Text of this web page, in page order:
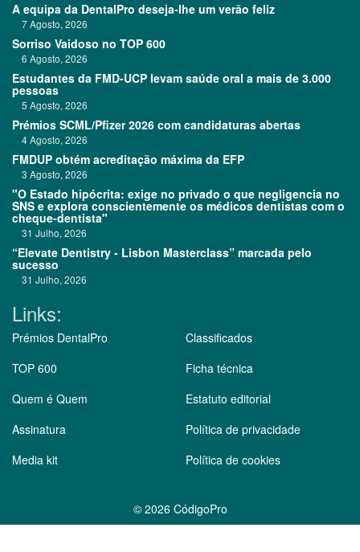
A equipa da DentalPro deseja-lhe um verão feliz
7 Agosto, 2026
Sorriso Vaidoso no TOP 600
6 Agosto, 2026
Estudantes da FMD-UCP levam saúde oral a mais de 3.000
pessoas
5 Agosto, 2026
Prémios SCML/Pfizer 2026 com candidaturas abertas
4 Agosto, 2026
FMDUP obtém acreditação máxima da EFP
3 Agosto, 2026
"O Estado hipócrita: exige no privado o que negligencia no
SNS e explora conscientemente os médicos dentistas com o
cheque-dentista"
31 Julho, 2026
“Elevate Dentistry - Lisbon Masterclass” marcada pelo
sucesso
31 Julho, 2026
Links:
Prémios DentalPro
TOP 600
Quem é Quem
Assinatura
Media kit
Classificados
Ficha técnica
Estatuto editorial
Política de privacidade
Política de cookies
© 2026 CódigoPro